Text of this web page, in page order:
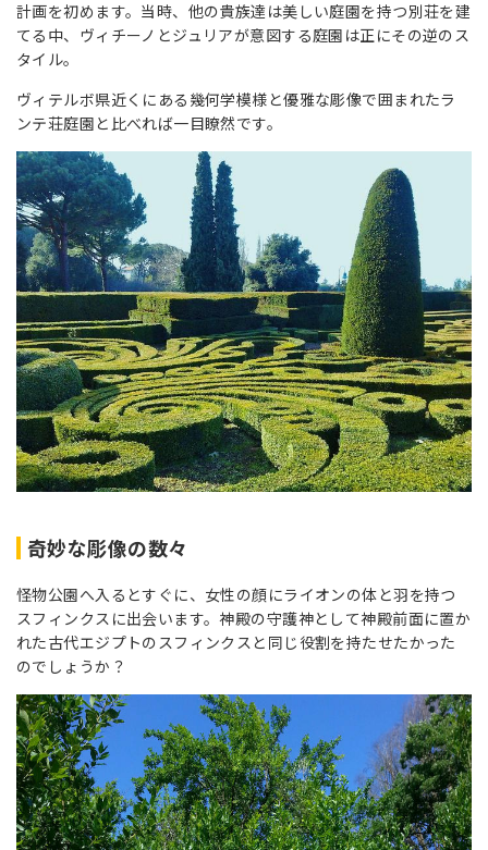
計画を初めます。当時、他の貴族達は美しい庭園を持つ別荘を建
てる中、ヴィチーノとジュリアが意図する庭園は正にその逆のス
タイル。
ヴィテルボ県近くにある幾何学模様と優雅な彫像で囲まれたラ
ンテ荘庭園と比べれば一目瞭然です。
奇妙な彫像の数々
怪物公園へ入るとすぐに、女性の顔にライオンの体と羽を持つ
スフィンクスに出会います。神殿の守護神として神殿前面に置か
れた古代エジプトのスフィンクスと同じ役割を持たせたかった
のでしょうか？